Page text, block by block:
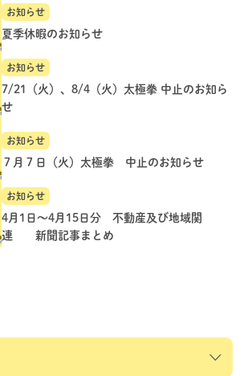
お知らせ
夏季休暇のお知らせ
お知らせ
7/21（火）、8/4（火）太極拳 中止のお知ら
せ
お知らせ
７月７日（火）太極拳 中止のお知らせ
お知らせ
4月1日～4月15日分 不動産及び地域関
連 新聞記事まとめ